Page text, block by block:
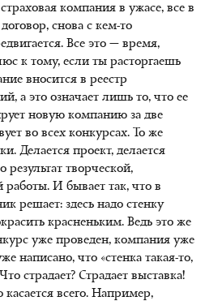
компания в ужасе, все в
снова с кем-то
Все это — время,
к тому, если ты расторгаешь
вносится в реестр
а это означает лишь то, что ее
новую компанию за две
во всех конкурсах. То же
Делается проект, делается
результат творческой,
И бывает так, что в
решает: здесь надо стенку
красненьким. Ведь это же
уже проведен, компания уже
написано, что «стенка такая-то,
страдает? Страдает выставка!
всего. Например,